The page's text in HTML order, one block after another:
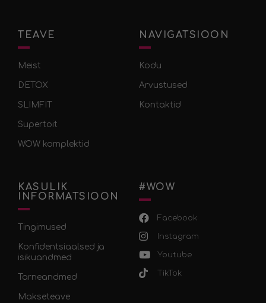
TEAVE
Meist
DETOX
SLIMFIT
Supertoit
WOW komplektid
NAVIGATSIOON
Kodu
Arvustused
Kontaktid
KASULIK
INFORMATSIOON
Tingimused
Konfidentsiaalsed ja
isikuandmed
Tarneandmed
Makseteave
#WOW
Facebook
Instagram
Youtube
TikTok